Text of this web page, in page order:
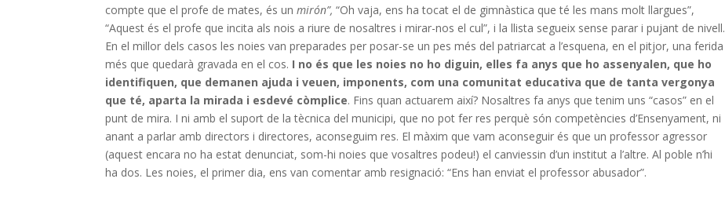
compte que el profe de mates, és unmirón”,“Oh vaja, ens ha tocat el de gimnàstica que té les mans molt llargues”,
“Aquest és el profe que incita als nois a riure de nosaltres i mirar-nos el cul”, i la llista segueix sense parar i pujant de nivell.
En el millor dels casos les noies van preparades per posar-se un pes més del patriarcat a l’esquena, en el pitjor, una ferida
més que quedarà gravada en el cos. I no és que les noies no ho diguin, elles fa anys que ho assenyalen, que ho
identifiquen, que demanen ajuda i veuen, imponents, com una comunitat educativa que de tanta vergonya
que té, aparta la mirada i esdevé còmplice. Fins quan actuarem així? Nosaltres fa anys que tenim uns “casos” en el
punt de mira. I ni amb el suport de la tècnica del municipi, que no pot fer res perquè són competències d’Ensenyament, ni
anant a parlar amb directors i directores, aconseguim res. El màxim que vam aconseguir és que un professor agressor
(aquest encara no ha estat denunciat, som-hi noies que vosaltres podeu!) el canviessin d’un institut a l’altre. Al poble n’hi
ha dos. Les noies, el primer dia, ens van comentar amb resignació: “Ens han enviat el professor abusador”.